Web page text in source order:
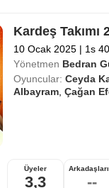
Kardeş Takımı
10 Ocak 2025 | 1s
Yönetmen Bedran
Oyuncular: Ceyda
Albayram ,Çağan
Üyeler
3,3 --